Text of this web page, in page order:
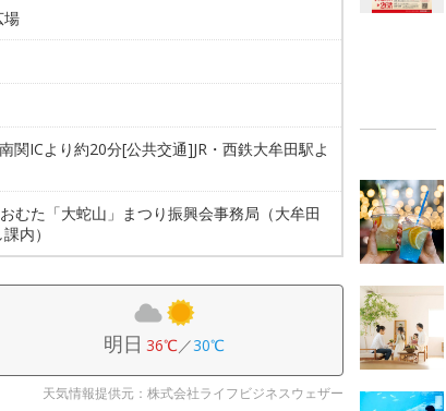
場
関ICより約20分[公共交通]JR・西鉄大牟田駅よ
むた「大蛇山」まつり振興会事務局（大牟田
内）
明日 36℃／30℃
天気情報提供元：株式会社ライフビジネスウェザー